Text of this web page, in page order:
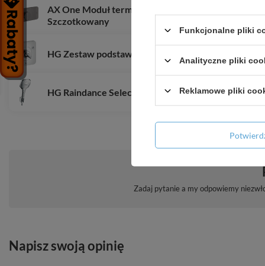
AX One Moduł termostatyczny do 2 odbiorników,
Szczotkowany
HG Zestaw podstawowy do zaworu
HG Raindance Select E Punktowy zestaw
Zadaj pytanie a my odpowiemy
Napisz swoją opinię
Funkcjonalne pliki
Analityczne pliki
Reklamowe pliki